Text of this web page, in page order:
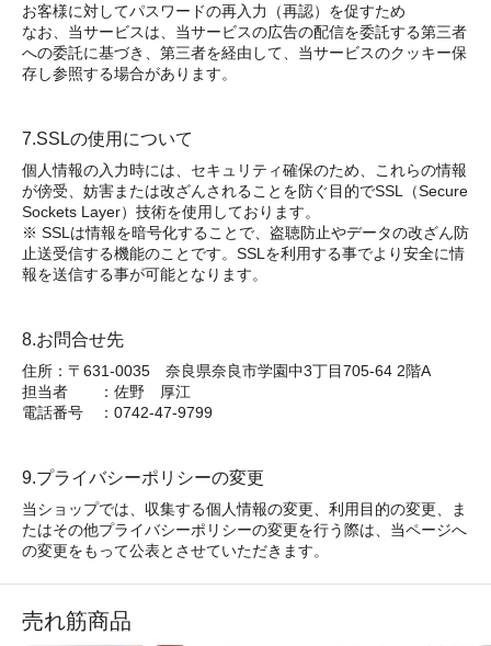
お客様に対してパスワードの再入力（再認）を促すため
なお、当サービスは、当サービスの広告の配信を委託する第三者
への委託に基づき、第三者を経由して、当サービスのクッキー保
存し参照する場合があります。
7.SSLの使用について
個人情報の入力時には、セキュリティ確保のため、これらの情報
が傍受、妨害または改ざんされることを防ぐ目的でSSL（Secure
Sockets Layer）技術を使用しております。
※ SSLは情報を暗号化することで、盗聴防止やデータの改ざん防
止送受信する機能のことです。SSLを利用する事でより安全に情
報を送信する事が可能となります。
8.お問合せ先
住所：〒631-0035 奈良県奈良市学園中3丁目705-64 2階A
担当者 ：佐野 厚江
電話番号 ：0742-47-9799
9.プライバシーポリシーの変更
当ショップでは、収集する個人情報の変更、利用目的の変更、ま
たはその他プライバシーポリシーの変更を行う際は、当ページへ
の変更をもって公表とさせていただきます。
売れ筋商品